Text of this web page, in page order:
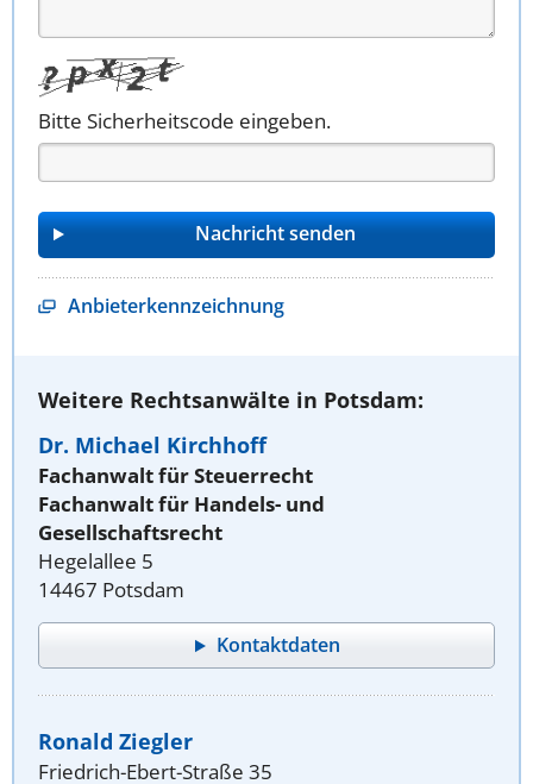
Bitte Sicherheitscode eingeben.
Anbieterkennzeichnung
Weitere Rechtsanwälte in Potsdam:
Dr. Michael Kirchhoff
Fachanwalt für Steuerrecht
Fachanwalt für Handels- und
Gesellschaftsrecht
Hegelallee 5
14467 Potsdam
Kontaktdaten
Ronald Ziegler
Friedrich-Ebert-Straße 35